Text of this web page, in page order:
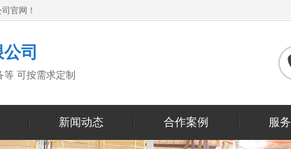
官网！
司
可按需求定制
新闻动态 合作案例 服